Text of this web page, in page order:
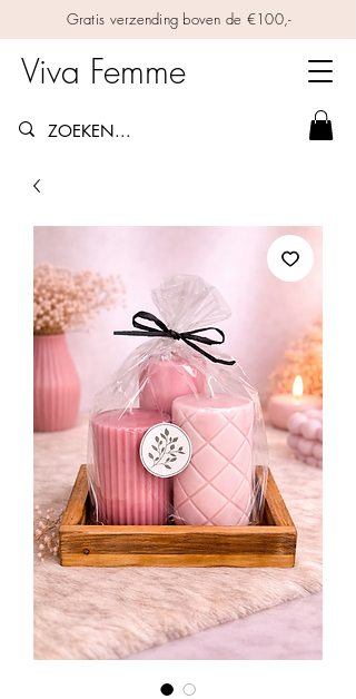
Gratis verzending boven de €100,-
Viva Femme